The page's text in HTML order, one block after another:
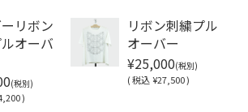
リボン
オーバ
(税別)
)
リボン刺繍プル
オーバー
¥25,000(税別)
(税込 ¥27,500 )